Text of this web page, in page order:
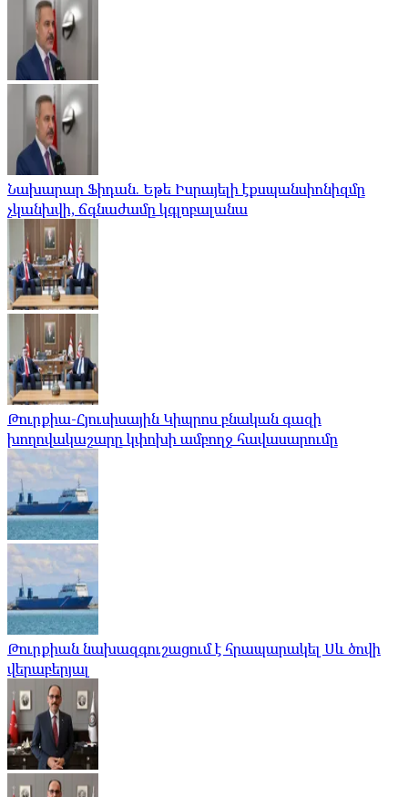
Նախարար Ֆիդան. Եթե Իսրայելի էքսպանսիոնիզմը
չկանխվի, ճգնաժամը կգլոբալանա
Թուրքիա-Հյուսիսային Կիպրոս բնական գազի
խողովակաշարը կփոխի ամբողջ հավասարումը
Թուրքիան նախազգուշացում է հրապարակել Սև ծովի
վերաբերյալ